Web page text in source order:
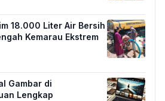
18.000 Liter Air Bersih
Kemarau Ekstrem
Gambar di
Lengkap